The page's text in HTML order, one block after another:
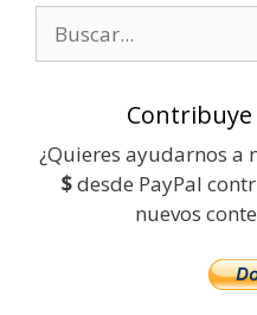
¿Quieres ayudarnos a
$desde PayPal
nuevos